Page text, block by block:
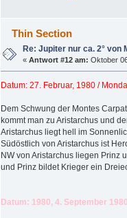
Thin Section
Re: Jupiter nur ca. 2° von
«Antwort #12 am: Oktober
Datum: 27. Februar, 1980 /
Dem Schwung der Montes
kommt man zu Aristarchus und
Aristarchus liegt hell im
Südöstlich von Aristarchus ist
NW von Aristarchus liegen Prinz
und Prinz bildet Krieger ein
Datum: 1980, 4. September